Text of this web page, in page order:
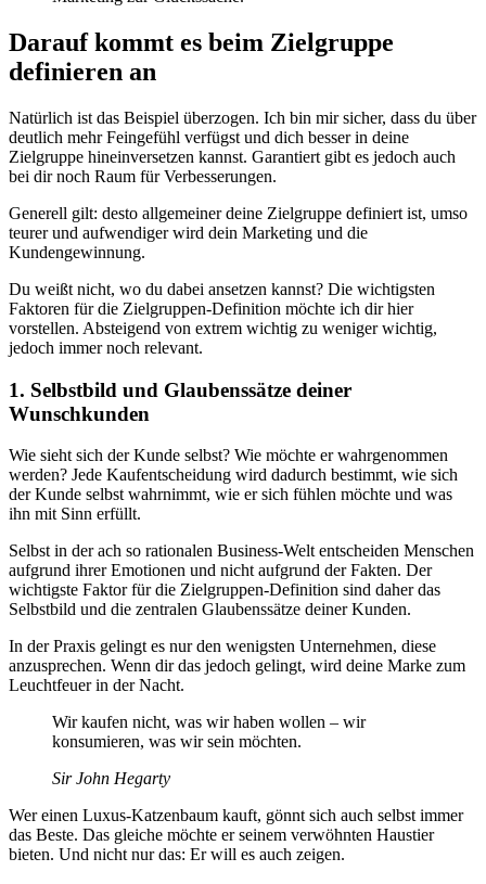
Darauf kommt es beim Zielgruppe
definieren an
Natürlich ist das Beispiel überzogen. Ich bin mir sicher, dass du über
deutlich mehr Feingefühl verfügst und dich besser in deine
Zielgruppe hineinversetzen kannst. Garantiert gibt es jedoch auch
bei dir noch Raum für Verbesserungen.
Generell gilt: desto allgemeiner deine Zielgruppe definiert ist, umso
teurer und aufwendiger wird dein Marketing und die
Kundengewinnung.
Du weißt nicht, wo du dabei ansetzen kannst? Die wichtigsten
Faktoren für die Zielgruppen-Definition möchte ich dir hier
vorstellen. Absteigend von extrem wichtig zu weniger wichtig,
jedoch immer noch relevant.
1. Selbstbild und Glaubenssätze deiner
Wunschkunden
Wie sieht sich der Kunde selbst? Wie möchte er wahrgenommen
werden? Jede Kaufentscheidung wird dadurch bestimmt, wie sich
der Kunde selbst wahrnimmt, wie er sich fühlen möchte und was
ihn mit Sinn erfüllt.
Selbst in der ach so rationalen Business-Welt entscheiden Menschen
aufgrund ihrer Emotionen und nicht aufgrund der Fakten. Der
wichtigste Faktor für die Zielgruppen-Definition sind daher das
Selbstbild und die zentralen Glaubenssätze deiner Kunden.
In der Praxis gelingt es nur den wenigsten Unternehmen, diese
anzusprechen. Wenn dir das jedoch gelingt, wird deine Marke zum
Leuchtfeuer in der Nacht.
Wir kaufen nicht, was wir haben wollen – wir
konsumieren, was wir sein möchten.
Sir John Hegarty
Wer einen Luxus-Katzenbaum kauft, gönnt sich auch selbst immer
das Beste. Das gleiche möchte er seinem verwöhnten Haustier
bieten. Und nicht nur das: Er will es auch zeigen.